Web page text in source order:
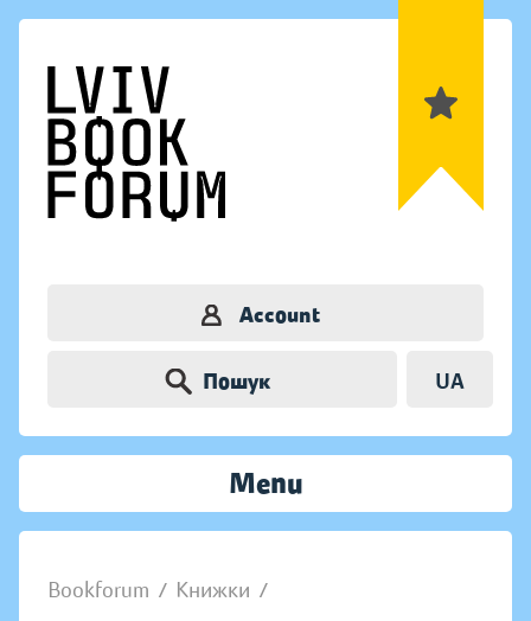
Account
Пошук UA
Menu
Bookforum / Книжки /